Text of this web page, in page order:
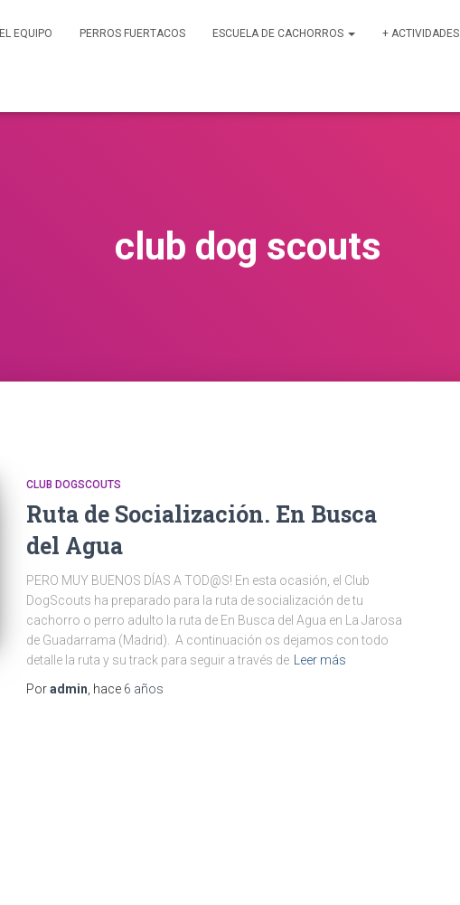
EL EQUIPO PERROS FUERTACOS ESCUELA DE CACHORROS + ACTIVIDADES
club dog scouts
CLUB DOGSCOUTS
Ruta de Socialización. En Busca
del Agua
PERO MUY BUENOS DÍAS A TOD@S! En esta ocasión, el Club
DogScouts ha preparado para la ruta de socialización de tu
cachorro o perro adulto la ruta de En Busca del Agua en La Jarosa
de Guadarrama (Madrid). A continuación os dejamos con todo
detalle la ruta y su track para seguir a través de
Leer más
Poradmin , hace 6 años